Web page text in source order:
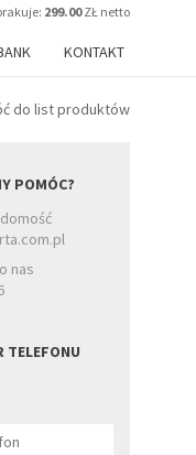
299.00ZŁ netto
KONTAKT
do list produktów
POMÓC?
nas
TELEFONU